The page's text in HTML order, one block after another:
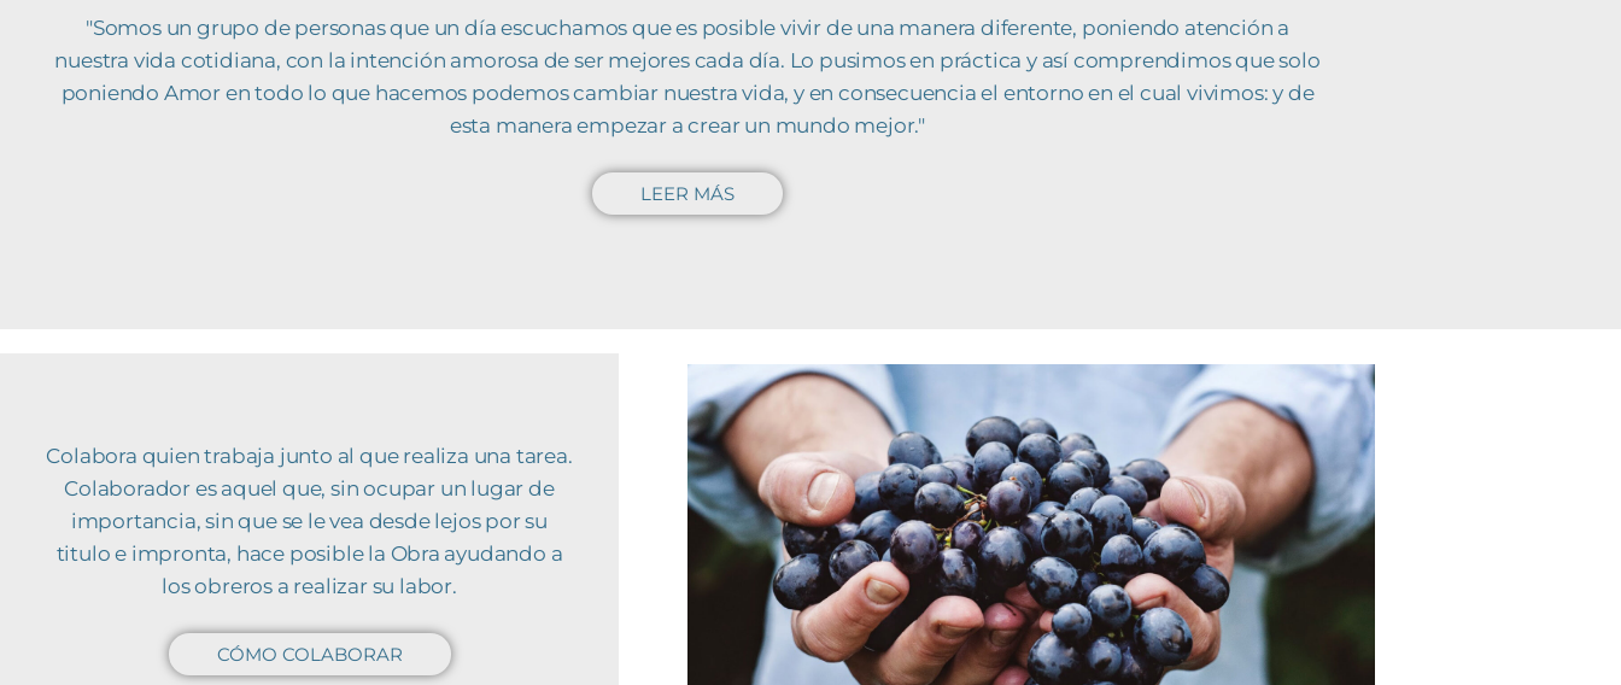
"Somos un grupo de personas que un día escuchamos que es posible vivir de una manera diferente, poniendo atención a
nuestra vida cotidiana, con la intención amorosa de ser mejores cada día. Lo pusimos en práctica y así comprendimos que solo
poniendo Amor en todo lo que hacemos podemos cambiar nuestra vida, y en consecuencia el entorno en el cual vivimos: y de
esta manera empezar a crear un mundo mejor."
LEER MÁS
Colabora quien trabaja junto al que realiza una tarea.
Colaborador es aquel que, sin ocupar un lugar de
importancia, sin que se le vea desde lejos por su
titulo e impronta, hace posible la Obra ayudando a
los obreros a realizar su labor.
CÓMO COLABORAR